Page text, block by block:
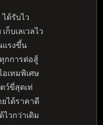
ได้รับไว
ก็บเลเวลไว
แรงขึ้น
กการต่อสู้
อเทมพิเศษ
ว์ขี่สุดเท่
ได้ราคาดี
วกว่าเดิม